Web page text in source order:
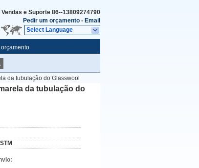
Vendas e Suporte 86--13809274790
Pedir um orçamento - Email
Select Language
orçamento
da tubulação do Glasswool
da tubulação do